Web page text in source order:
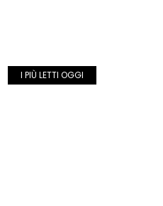
I PIÙ LETTI OGGI